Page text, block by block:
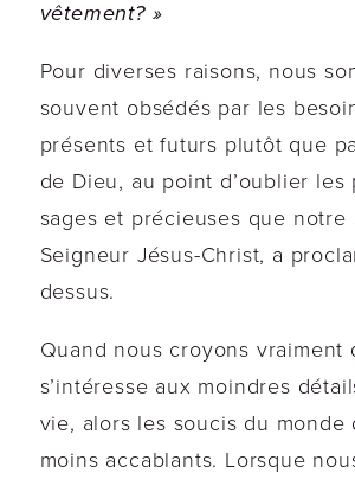
vêtement? »
Pour diverses raisons, nous
souvent obsédés par les
présents et futurs plutôt que
de Dieu, au point d’oublier les
sages et précieuses que notre
Seigneur Jésus-Christ, a
dessus.
Quand nous croyons vraiment
s’intéresse aux moindres
vie, alors les soucis du monde
moins accablants. Lorsque